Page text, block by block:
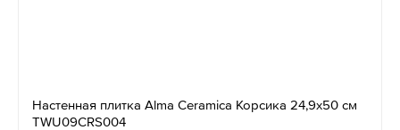
Настенная плитка Alma Ceramica Корсика 24,9x50 см
TWU09CRS004